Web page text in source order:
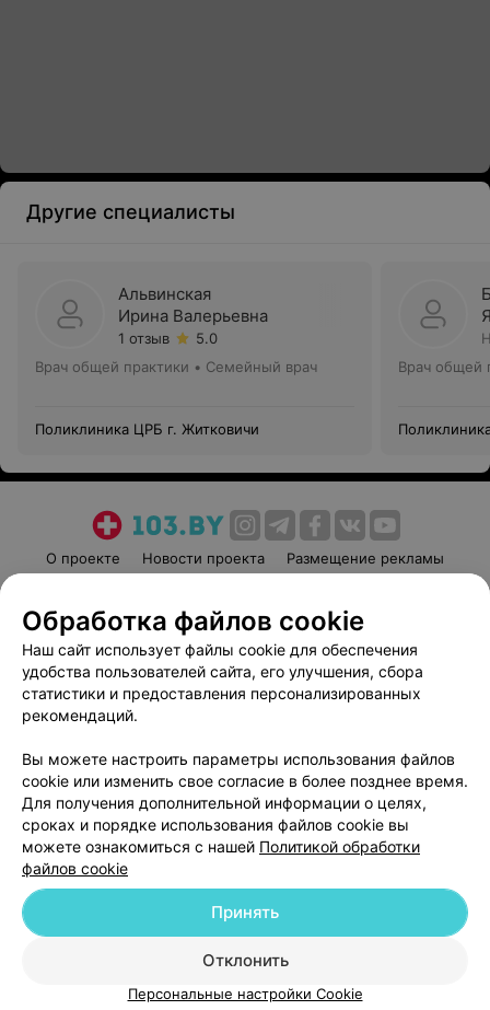
Другие специалисты
Альвинская
Ирина Валерьевна
1 отзыв
5.0
Врач общей практики • Семейный врач
Поликлиника ЦРБ г. Житковичи
Врач общей
О проекте Новости проекта
Размещение рекламы
Пользовательское соглашение
Способы оплаты
Вакансии
Партнеры
Написать руководителю 103.by
Обработка персональных данных
© 2026 ООО «Артокс Лаб», УНП 191700409
| 220012, Республика Беларусь,
Служба поддержки +375 291212755
Обработка файлов cookie
Наш сайт использует файлы cookie для обеспечения
удобства пользователей сайта, его улучшения, сбора
статистики и предоставления персонализированных
рекомендаций.
Вы можете настроить параметры использования файлов
cookie или изменить свое согласие в более позднее время.
Для получения дополнительной информации о целях,
сроках и порядке использования файлов cookie вы
можете ознакомиться с нашей Политикой обработки
файлов cookie
Отклонить
Принять
Персональные настройки Cookie